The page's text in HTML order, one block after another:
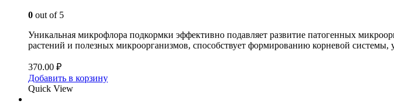
0 out of 5
Уникальная микрофлора подкормки эффективно подавляет развитие патогенных
растений и полезных микроорганизмов, способствует формированию корневой системы,
370.00 ₽
Добавить в корзину
Quick View